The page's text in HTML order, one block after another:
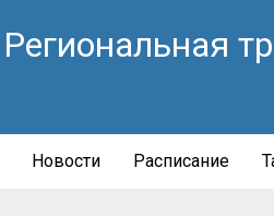
Региональная
Новости Расписание